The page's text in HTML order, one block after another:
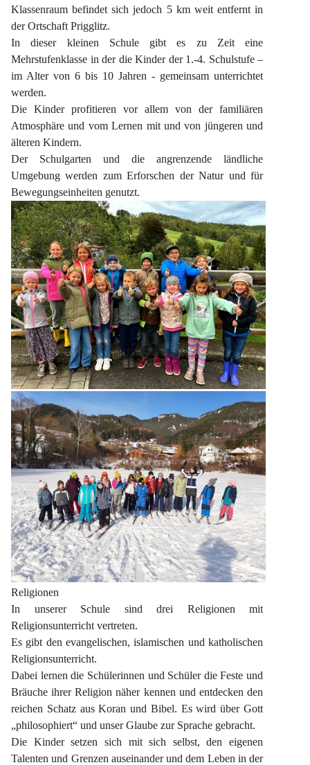
Klassenraum befindet sich jedoch 5 km weit entfernt in
der Ortschaft Prigglitz.
In dieser kleinen Schule gibt es zu Zeit eine
Mehrstufenklasse in der die Kinder der 1.-4. Schulstufe –
im Alter von 6 bis 10 Jahren - gemeinsam unterrichtet
werden.
Die Kinder profitieren vor allem von der familiären
Atmosphäre und vom Lernen mit und von jüngeren und
älteren Kindern.
Der Schulgarten und die angrenzende ländliche
Umgebung werden zum Erforschen der Natur und für
Bewegungseinheiten genutzt.
Religionen
In unserer Schule sind drei Religionen mit
Religionsunterricht vertreten.
Es gibt den evangelischen, islamischen und katholischen
Religionsunterricht.
Dabei lernen die Schülerinnen und Schüler die Feste und
Bräuche ihrer Religion näher kennen und entdecken den
reichen Schatz aus Koran und Bibel. Es wird über Gott
„philosophiert“ und unser Glaube zur Sprache gebracht.
Die Kinder setzen sich mit sich selbst, den eigenen
Talenten und Grenzen auseinander und dem Leben in der